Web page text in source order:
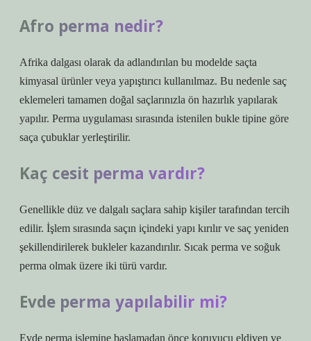
Afro perma nedir?
Afrika dalgası olarak da adlandırılan bu modelde saçta
kimyasal ürünler veya yapıştırıcı kullanılmaz. Bu nedenle saç
eklemeleri tamamen doğal saçlarınızla ön hazırlık yapılarak
yapılır. Perma uygulaması sırasında istenilen bukle tipine göre
saça çubuklar yerleştirilir.
Kaç cesit perma vardır?
Genellikle düz ve dalgalı saçlara sahip kişiler tarafından tercih
edilir. İşlem sırasında saçın içindeki yapı kırılır ve saç yeniden
şekillendirilerek bukleler kazandırılır. Sıcak perma ve soğuk
perma olmak üzere iki türü vardır.
Evde perma yapılabilir mi?
Evde perma işlemine başlamadan önce koruyucu eldiven ve